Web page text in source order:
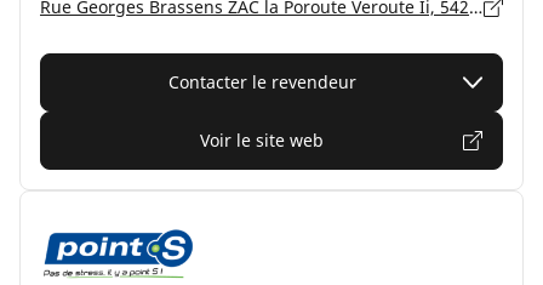
Rue Georges Brassens ZAC la Poroute Veroute Ii, 54270 ESSEY LES NANCY
Contacter le revendeur
Voir le site web